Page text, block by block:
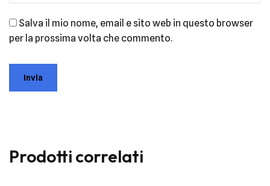
Salva il mio nome, email e sito web in questo browser
per la prossima volta che commento.
Prodotti correlati